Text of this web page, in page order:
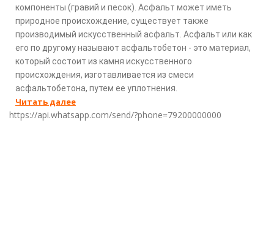
компоненты (гравий и песок). Асфальт может иметь
природное происхождение, существует также
производимый искусственный асфальт. Асфальт или как
его по другому называют асфальтобетон - это материал,
который состоит из камня искусственного
происхождения, изготавливается из смеси
асфальтобетона, путем ее уплотнения.
Читать далее
https://api.whatsapp.com/send/?phone=79200000000